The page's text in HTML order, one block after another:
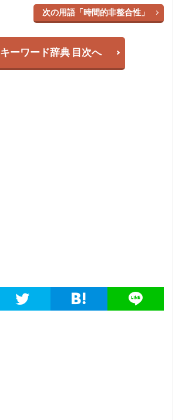
次の用語「時間的非整合性」
キーワード辞典 目次へ